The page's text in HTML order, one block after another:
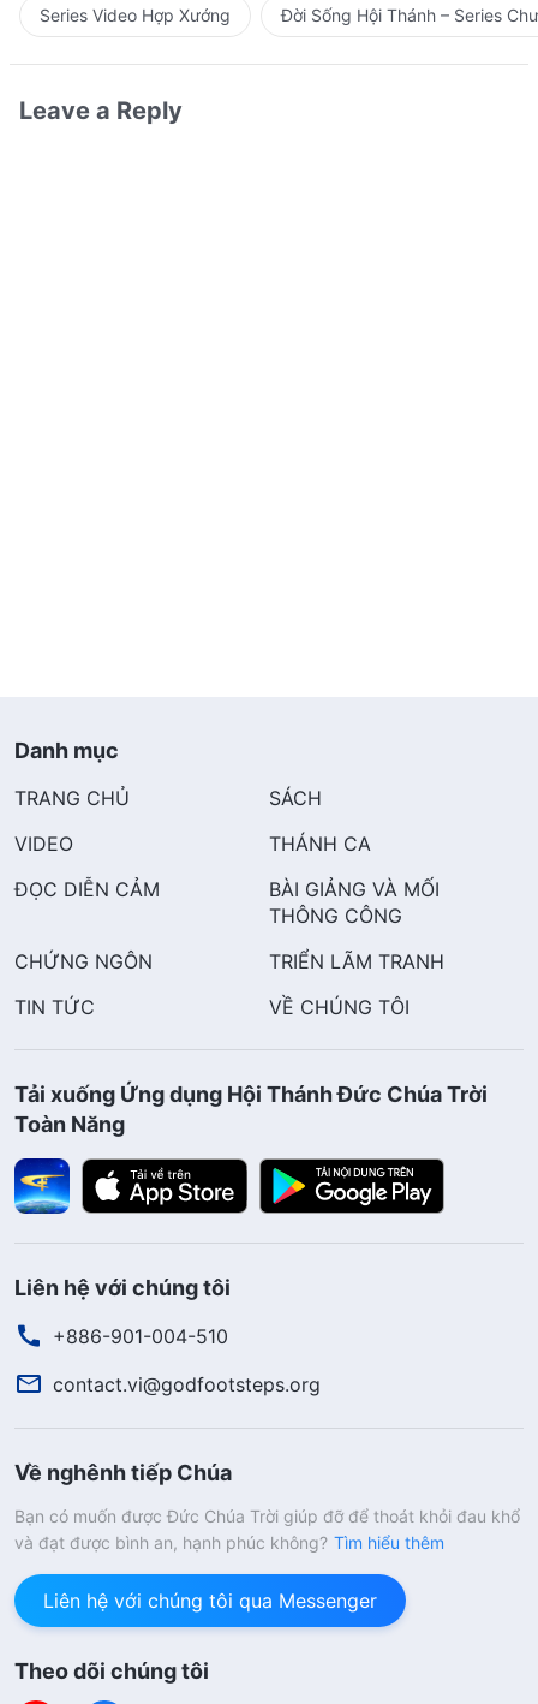
Series Video Hợp Xướng Đời Sống Hội Thánh – Series
Leave a Reply
Danh mục
TRANG CHỦ
SÁCH
VIDEO
THÁNH CA
ĐỌC DIỄN CẢM
BÀI GIẢNG VÀ MỐI
THÔNG CÔNG
CHỨNG NGÔN
TRIỂN LÃM TRANH
TIN TỨC
VỀ CHÚNG TÔI
Tải xuống Ứng dụng Hội Thánh Đức Chúa Trời
Toàn Năng
Liên hệ với chúng tôi
+886-901-004-510
contact.vi@godfootsteps.org
Về nghênh tiếp Chúa
Bạn có muốn được Đức Chúa Trời giúp đỡ để thoát khỏi đau khổ
và đạt được bình an, hạnh phúc không? Tìm hiểu thêm
Liên hệ với chúng tôi qua Messenger
Theo dõi chúng tôi